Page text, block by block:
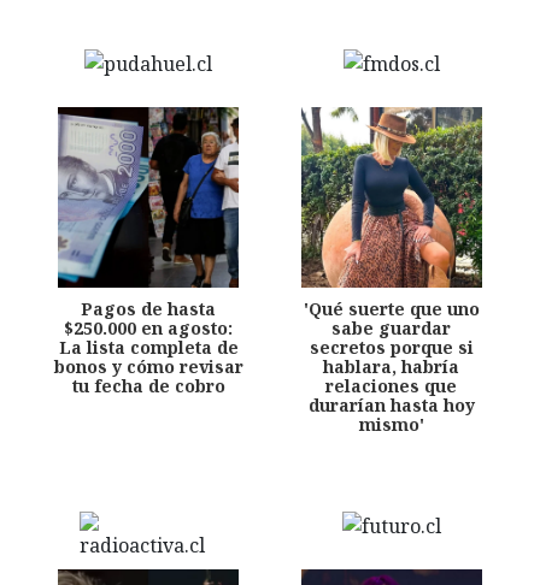
Pagos de hasta
$250.000 en agosto:
La lista completa de
bonos y cómo revisar
tu fecha de cobro
'Qué suerte que uno
sabe guardar
secretos porque si
hablara, habría
relaciones que
durarían hasta hoy
mismo'